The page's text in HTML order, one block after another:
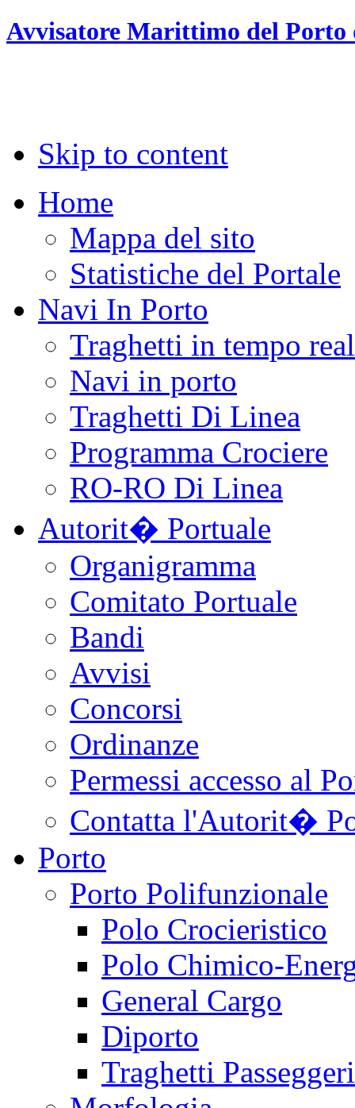
Avvisatore Marittimo del
Skip to content
Home
Mappa del sito
Statistiche del Portale
Navi In Porto
Traghetti in tempo
Navi in porto
Traghetti Di Linea
Programma Crociere
RO-RO Di Linea
Autorit� Portuale
Organigramma
Comitato Portuale
Bandi
Avvisi
Concorsi
Ordinanze
Permessi accesso al
Contatta l'Autorit�
Porto
Porto Polifunzionale
Polo Crocieristico
Polo Chimico-
General Cargo
Diporto
Traghetti Passeggeri